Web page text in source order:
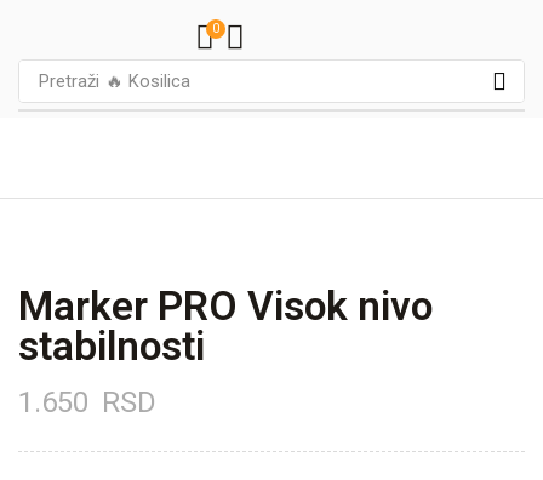
0
Pretraži 🔥 Kosilica
Marker PRO Visok nivo
stabilnosti
1.650 RSD